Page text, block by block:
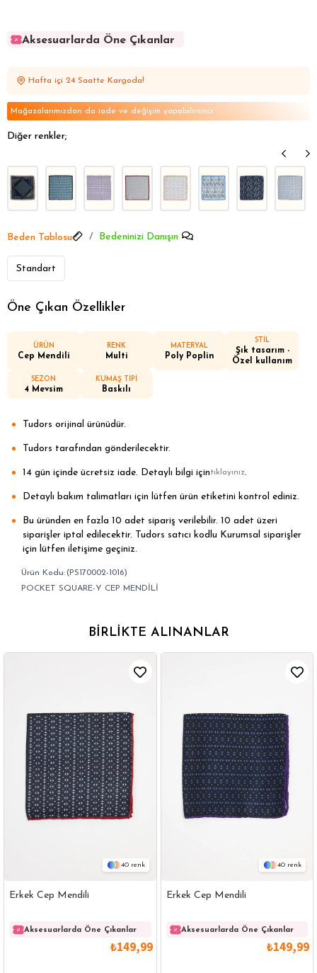
Aksesuarlarda Öne Çıkanlar
Aksesuarlarda Öne Çıkanlar
Hafta içi 24 Saatte Kargoda!
Mağazalarımızdan da iade ve değişim yapabilirsiniz
Diğer renkler;
Beden Tablosu Bedeninizi Danışın
Standart
Öne Çıkan Özellikler
ÜRÜN
Cep Mendili
RENK
Multi
MATERYAL
Poly Poplin
STİL
Şık tasarım -
Özel kullanım
SEZON
4 Mevsim
KUMAŞ TİPİ
Baskılı
Tudors orijinal ürünüdür.
Tudors tarafından gönderilecektir.
14 gün içinde ücretsiz iade. Detaylı bilgi içintıklayınız.
Detaylı bakım talimatları için lütfen ürün etiketini kontrol ediniz.
Bu üründen en fazla 10 adet sipariş verilebilir. 10 adet üzeri
siparişler iptal edilecektir. Tudors satıcı kodlu Kurumsal siparişler
için lütfen iletişime geçiniz.
(PS170002-1016)
POCKET SQUARE-Y CEP MENDİLİ
BIRLIKTE ALINANLAR
40
Erkek Cep Mendili
Aksesuarlarda Öne Çıkanlar
₺149,99
40
Erkek Cep Mendili
Aksesuarlarda Öne Çıkanlar
₺149,99